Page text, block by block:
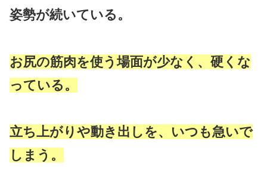
姿勢が続いている。
お尻の筋肉を使う場面が少なく、硬くな
っている。
立ち上がりや動き出しを、いつも急いで
しまう。